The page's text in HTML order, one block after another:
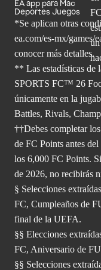
EA app para Mac
Deportes Juegos
*Se aplican otras
ea.com/es-mx/games/
conocer más detalles.
** Las estadísticas de
SPORTS FC™ 26
únicamente en la
Battles, Rivals,
††Debes completar
de FC Points antes
los 6,000 FC Points.
de 2026, no recibirás
§ Selecciones
FC, Cumpleaños de
final de la UEFA.
§§ Elecciones
FC, Aniversario de
§§ Selecciones